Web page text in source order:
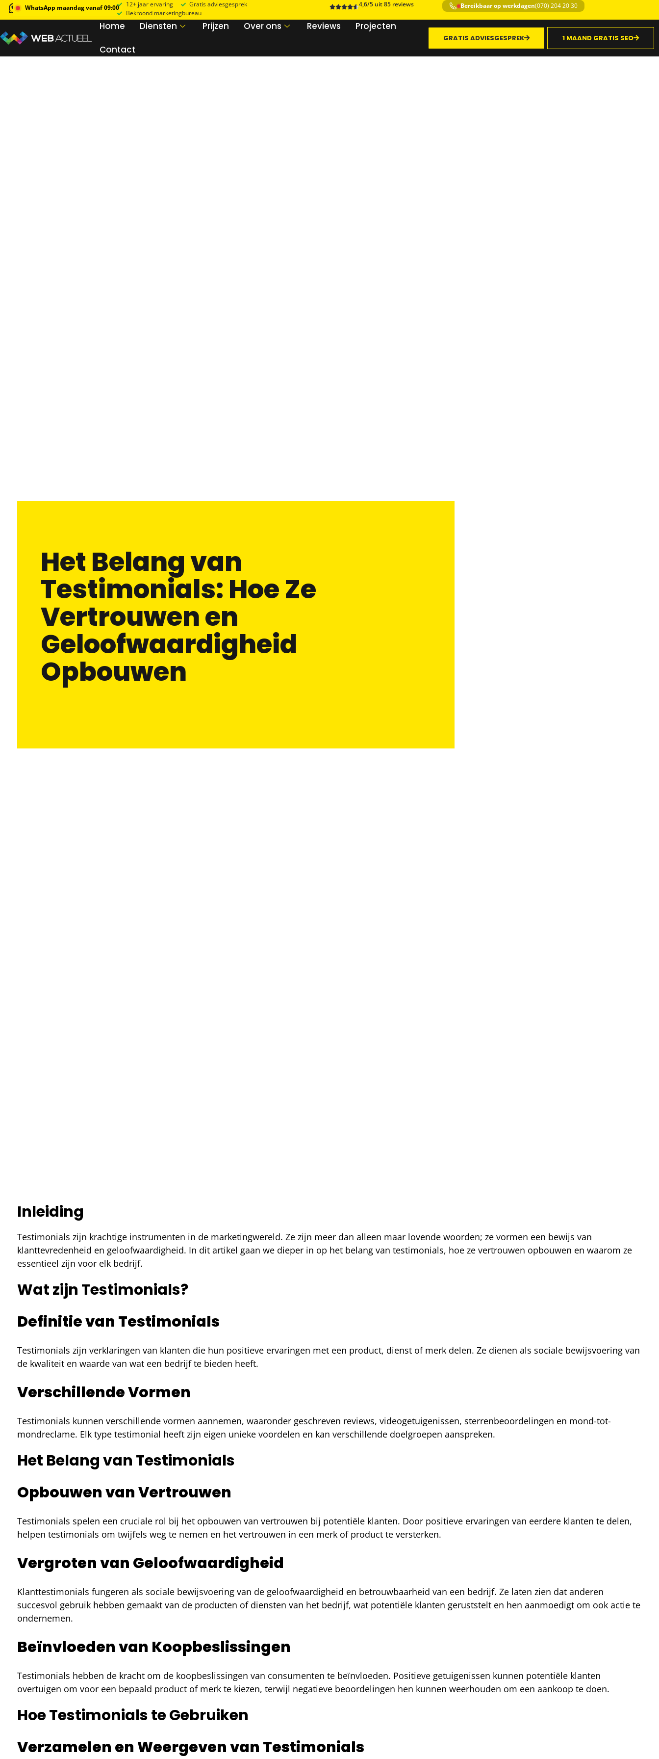
WhatsApp maandag vanaf 09:00 12+ jaar ervaring
Gratis adviesgesprek
Bekroond marketingbureau
4,6/5 uit 85 reviews Bereikbaar op werkdagen(070) 204 20 30
Home Diensten Prijzen Over ons Reviews
Projecten
Contact
GRATIS ADVIESGESPREK 1 MAAND GRATIS SEO
Het Belang van
Testimonials: Hoe Ze
Vertrouwen en
Geloofwaardigheid
Opbouwen
Inleiding
Testimonials zijn krachtige instrumenten in de marketingwereld. Ze zijn meer dan alleen maar lovende woorden; ze vormen een bewijs van
klanttevredenheid en geloofwaardigheid. In dit artikel gaan we dieper in op het belang van testimonials, hoe ze vertrouwen opbouwen en waarom ze
essentieel zijn voor elk bedrijf.
Wat zijn Testimonials?
Definitie van Testimonials
Testimonials zijn verklaringen van klanten die hun positieve ervaringen met een product, dienst of merk delen. Ze dienen als sociale bewijsvoering van
de kwaliteit en waarde van wat een bedrijf te bieden heeft.
Verschillende Vormen
Testimonials kunnen verschillende vormen aannemen, waaronder geschreven reviews, videogetuigenissen, sterrenbeoordelingen en mond-tot-
mondreclame. Elk type testimonial heeft zijn eigen unieke voordelen en kan verschillende doelgroepen aanspreken.
Het Belang van Testimonials
Opbouwen van Vertrouwen
Testimonials spelen een cruciale rol bij het opbouwen van vertrouwen bij potentiële klanten. Door positieve ervaringen van eerdere klanten te delen,
helpen testimonials om twijfels weg te nemen en het vertrouwen in een merk of product te versterken.
Vergroten van Geloofwaardigheid
Klanttestimonials fungeren als sociale bewijsvoering van de geloofwaardigheid en betrouwbaarheid van een bedrijf. Ze laten zien dat anderen
succesvol gebruik hebben gemaakt van de producten of diensten van het bedrijf, wat potentiële klanten geruststelt en hen aanmoedigt om ook actie te
ondernemen.
Beïnvloeden van Koopbeslissingen
Testimonials hebben de kracht om de koopbeslissingen van consumenten te beïnvloeden. Positieve getuigenissen kunnen potentiële klanten
overtuigen om voor een bepaald product of merk te kiezen, terwijl negatieve beoordelingen hen kunnen weerhouden om een aankoop te doen.
Hoe Testimonials te Gebruiken
Verzamelen en Weergeven van Testimonials